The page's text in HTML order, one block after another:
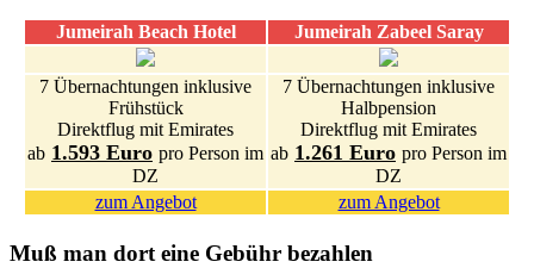
Jumeirah Beach Hotel Jumeirah Zabeel Saray
7 Übernachtungen inklusive
Frühstück
Direktflug mit Emirates
ab 1.593 Euro pro Person im
DZ
7 Übernachtungen inklusive
Halbpension
Direktflug mit Emirates
ab 1.261 Euro pro Person im
DZ
zum Angebot
zum Angebot
Muß man dort eine Gebühr bezahlen